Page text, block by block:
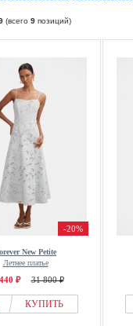
(всего 9 позиций)
-20%
New Petite
Летнее платье
₽ 31 800 ₽
КУПИТЬ